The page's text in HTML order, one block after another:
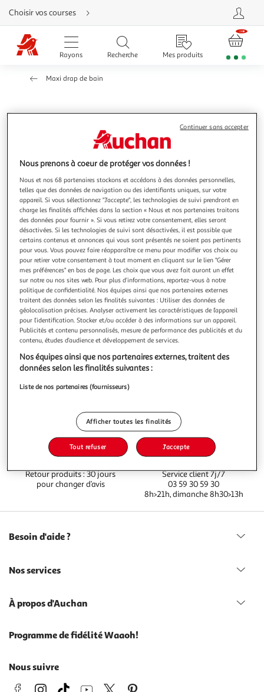
Aller
directement
au
contenu
Aller
directement
Aller
d'aide
Choisir vos courses
Rayons Recherche Mes produits
Maxi drap de bain
Vous voulez connaître le prix de ce produit ?
Afficher le prix
Caractéristiques
Réf / EAN :
Avis clients(0)
Retour produits : 30 jours
pour changer d’avis
Service client 7j/7
03 59 30 59 30
8h>21h, dimanche 8h30>13h
Besoin d'aide ?
Nos services
À propos d'Auchan
Programme de fidélité Waaoh!
Nous suivre
Nous prenons à coeur de protéger vos données !
Nous et nos 68 partenaires stockons et accédons à des données personnelles,
telles que des données de navigation ou des identifiants uniques, sur votre
appareil. Si vous sélectionnez "J'accepte", les technologies de suivi prendront en
charge les finalités affichées dans la section « Nous et nos partenaires traitons
des données pour fournir ». Si vous retirez votre consentement, elles seront
désactivées. Si les technologies de suivi sont désactivées, il est possible que
certains contenus et annonces qui vous sont présentés ne soient pas pertinents
pour vous. Vous pouvez faire réapparaître ce menu pour modifier vos choix ou
pour retirer votre consentement à tout moment en cliquant sur le lien "Gérer
mes préférences" en bas de page. Les choix que vous avez fait auront un effet
sur notre ou nos sites web. Pour plus d’informations, reportez-vous à notre
politique de confidentialité. Nos équipes ainsi que nos partenaires externes
traitent des données selon les finalités suivantes : Utiliser des données de
géolocalisation précises. Analyser activement les caractéristiques de l’appareil
pour l’identification. Stocker et/ou accéder à des informations sur un appareil.
Publicités et contenu personnalisés, mesure de performance des publicités et du
contenu, études d’audience et développement de services.
Nos équipes ainsi que nos partenaires externes, traitent des
données selon les finalités suivantes :
Liste de nos partenaires (fournisseurs)
Afficher toutes les finalités
Tout refuser J'accepte
Continuer sans accepter